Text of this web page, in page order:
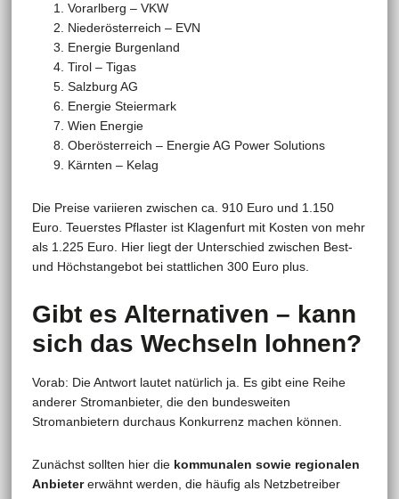
Vorarlberg – VKW
Niederösterreich – EVN
Energie Burgenland
Tirol – Tigas
Salzburg AG
Energie Steiermark
Wien Energie
Oberösterreich – Energie AG Power Solutions
Kärnten – Kelag
Die Preise variieren zwischen ca. 910 Euro und 1.150
Euro. Teuerstes Pflaster ist Klagenfurt mit Kosten von mehr
als 1.225 Euro. Hier liegt der Unterschied zwischen Best-
und Höchstangebot bei stattlichen 300 Euro plus.
Gibt es Alternativen – kann
sich das Wechseln lohnen?
Vorab: Die Antwort lautet natürlich ja. Es gibt eine Reihe
anderer Stromanbieter, die den bundesweiten
Stromanbietern durchaus Konkurrenz machen können.
Zunächst sollten hier die kommunalen sowie regionalen
Anbietererwähnt werden, die häufig als Netzbetreiber